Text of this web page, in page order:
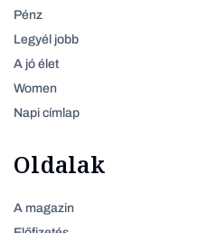
Pénz
Legyél jobb
A jó élet
Women
Napi címlap
Oldalak
A magazin